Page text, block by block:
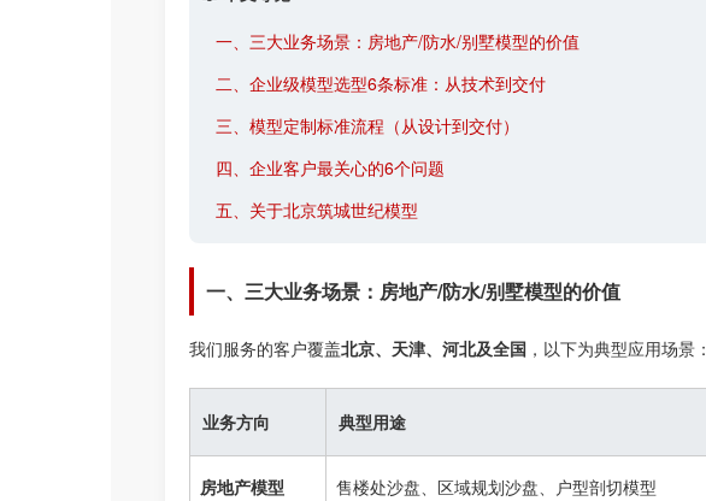
一、三大业务场景：房地产/防水/别墅模型的价值
二、企业级模型选型6条标准：从技术到交付
三、模型定制标准流程（从设计到交付）
四、企业客户最关心的6个问题
五、关于北京筑城世纪模型
一、三大业务场景：房地产/防水/别墅模型的价值
我们服务的客户覆盖北京、天津、河北及全国 ，以下为典型应用场景：
业务方向 典型用途
房地产模型 售楼处沙盘、区域规划沙盘、户型剖切模型